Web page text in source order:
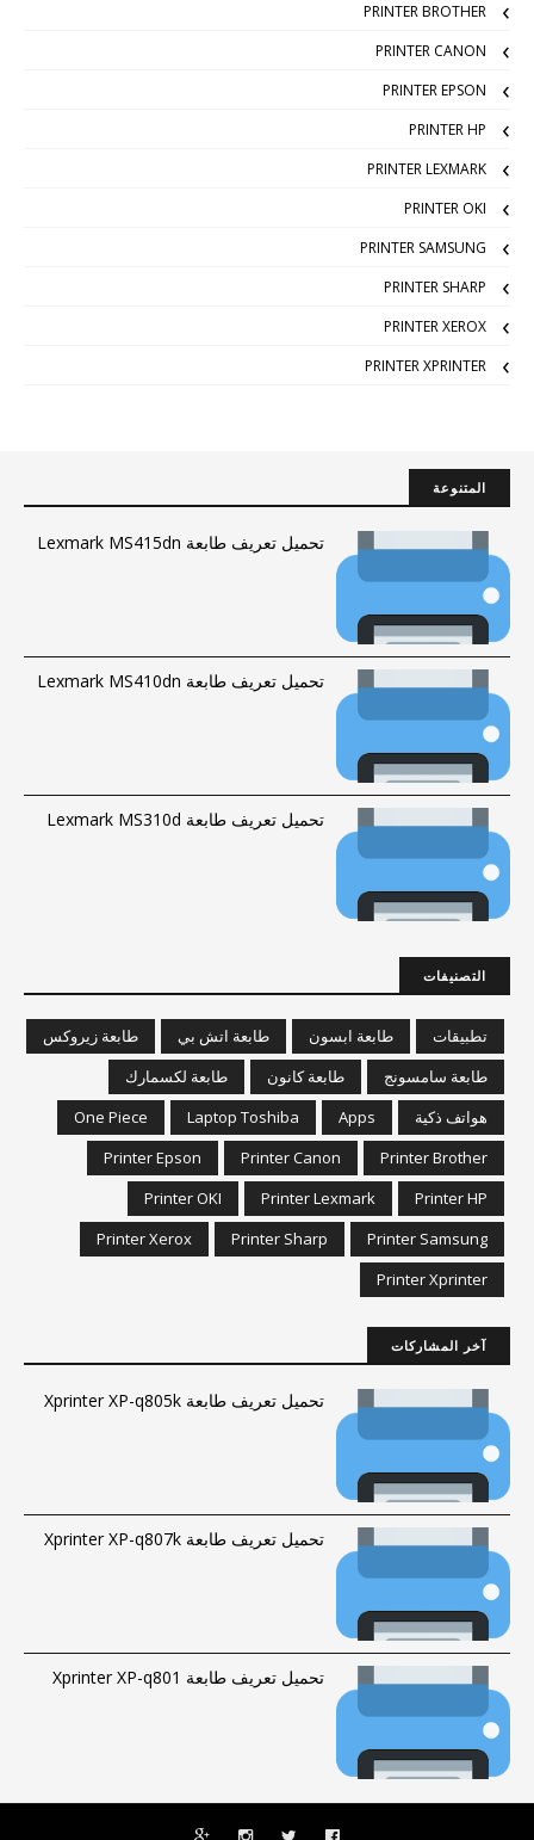
PRINTER BROTHER
PRINTER CANON
PRINTER EPSON
PRINTER HP
PRINTER LEXMARK
PRINTER OKI
PRINTER SAMSUNG
PRINTER SHARP
PRINTER XEROX
PRINTER XPRINTER
المتنوعة
تحميل تعريف طابعة Lexmark MS415dn
تحميل تعريف طابعة Lexmark MS410dn
تحميل تعريف طابعة Lexmark MS310d
التصنيفات
تطبيقات طابعة ابسون طابعة اتش بي
طابعة زيروكس
طابعة سامسونج
طابعة كانون
طابعة لكسمارك
هواتف ذكية
Apps
Laptop Toshiba
One Piece
Printer Brother
Printer Canon
Printer Epson
Printer HP
Printer Lexmark
Printer OKI
Printer Samsung
Printer Sharp
Printer Xerox
Printer Xprinter
آخر المشاركات
تحميل تعريف طابعة Xprinter XP-q805k
تحميل تعريف طابعة Xprinter XP-q807k
تحميل تعريف طابعة Xprinter XP-q801